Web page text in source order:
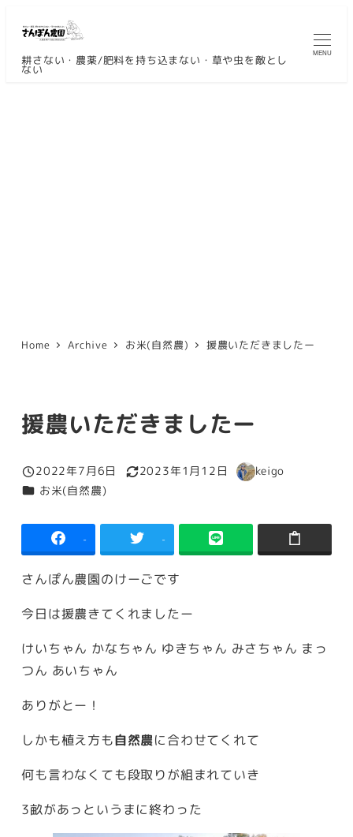
耕さない・農薬/肥料を持ち込まない・草や虫を敵とし
ない
MENU
Home Archive お米(自然農) 援農いただきましたー
援農いただきましたー
投稿日
2022年7月6日
更新日
2023年1月12日
著
keigo
カテゴリー
お米(自然農)
- -
さんぽん農園のけーごです
今日は援農きてくれましたー
けいちゃん かなちゃん ゆきちゃん みさちゃん まっ
つん あいちゃん
ありがとー！
しかも植え方も自然農に合わせてくれて
何も言わなくても段取りが組まれていき
3畝があっというまに終わった